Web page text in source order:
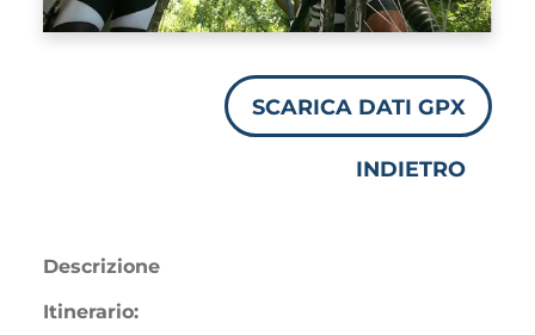
SCARICA DATI GPX
INDIETRO
Descrizione
Itinerario: